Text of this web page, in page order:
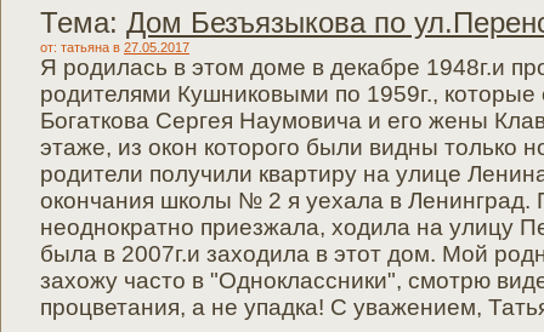
Тема: Дом Безъязыкова по
от: татьяна в 27.05.2017
Я родилась в этом доме в декабре 1948г.и
родителями Кушниковыми по 1959г.,
Богаткова Сергея Наумовича и его жены
этаже, из окон которого были видны только
родители получили квартиру на улице
окончания школы № 2 я уехала в Ленинград.
неоднократно приезжала, ходила на улицу
была в 2007г.и заходила в этот дом. Мой
захожу часто в "Одноклассники", смотрю
процветания, а не упадка! С уважением,